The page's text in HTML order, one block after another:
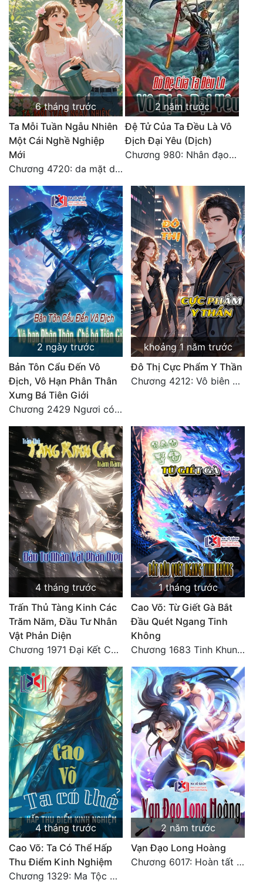
6 tháng trước
Ta Mỗi Tuần Ngẫu Nhiên
Một Cái Nghề Nghiệp
Mới
Chương 4720: da mặt dày
2 năm trước
Đệ Tử Của Ta Đều Là Vô
Địch Đại Yêu (Dịch)
Chương 980: Nhân đạo thành Thánh (4). HẾT.
2 ngày trước
Bản Tôn Cẩu Đến Vô
Địch, Vô Hạn Phân Thân
Xưng Bá Tiên Giới
Chương 2429 Ngươi có tuệ nhãn? Ta có...
khoảng 1 năm trước
Đô Thị Cực Phẩm Y Thần
Chương 4212: Vô biên hắc ám
4 tháng trước
Trấn Thủ Tàng Kinh Các
Trăm Năm, Đầu Tư Nhân
Vật Phản Diện
Chương 1971 Đại Kết Cục!
1 tháng trước
Cao Võ: Từ Giết Gà Bắt
Đầu Quét Ngang Tinh
Không
Chương 1683 Tinh Khung Võ Thánh (Hết)
4 tháng trước
Cao Võ: Ta Có Thể Hấp
Thu Điểm Kinh Nghiệm
Chương 1329: Ma Tộc đại công chúa Thương Nguyệt
2 năm trước
Vạn Đạo Long Hoàng
Chương 6017: Hoàn tất cảm nghĩ của tác giả